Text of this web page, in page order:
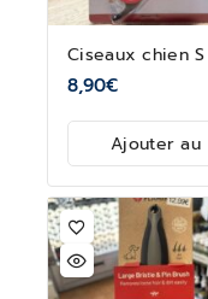
Ciseaux chien S
8,90€
Ajouter au